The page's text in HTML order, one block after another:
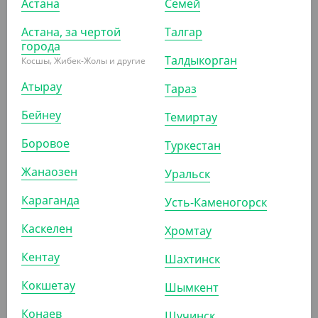
(4.70₸/ШТ)
Крышка для соусников 30/50 мл, d 62 мм, ПЭТ, Cyclyc
УП (100) КОР (2000)
ПОКАЗАТЬ ЕЩЁ
ПОХОЖИЕ ТОВАРЫ
АРТ. 23007022
Астана
Астана, за чертой
города
Косшы, Жибек-Жолы и другие
Атырау
Бейнеу
Боровое
Жанаозен
Караганда
Каскелен
Кентау
Кокшетау
Конаев
Семей
Талгар
Талдыкорган
Тараз
Темиртау
Туркестан
Уральск
Усть-Каменогорск
Хромтау
Шахтинск
Шымкент